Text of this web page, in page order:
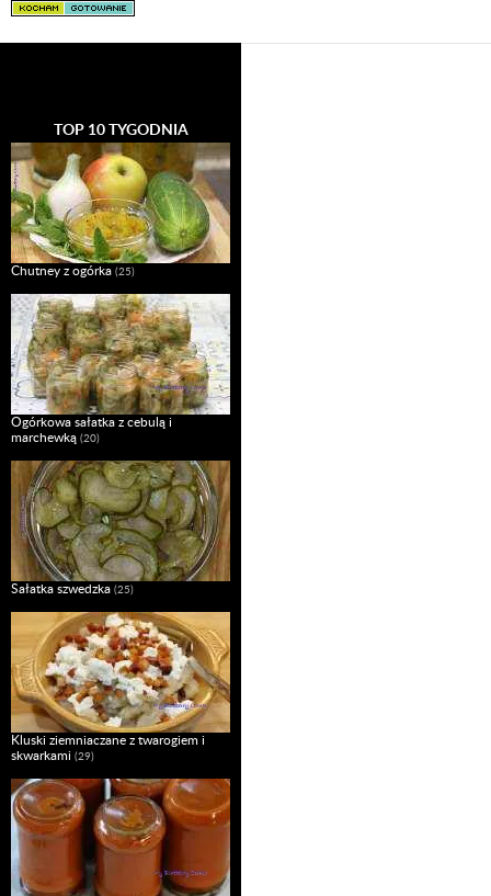
TOP 10 TYGODNIA
Chutney z ogórka (25)
Ogórkowa sałatka z cebulą i
marchewką (20)
Sałatka szwedzka (25)
Kluski ziemniaczane z twarogiem i
skwarkami (29)